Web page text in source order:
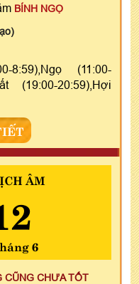
BÍNH NGỌ
8:59),Ngọ (11:00-
(19:00-20:59),Hợi
ÂM
6
CŨNG CHƯA TỐT